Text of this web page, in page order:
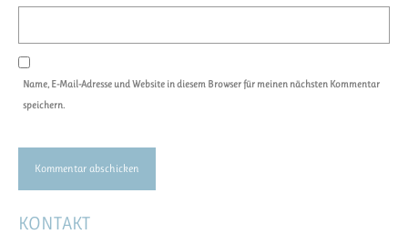
Name, E-Mail-Adresse und Website in diesem Browser für meinen nächsten Kommentar
speichern.
KONTAKT